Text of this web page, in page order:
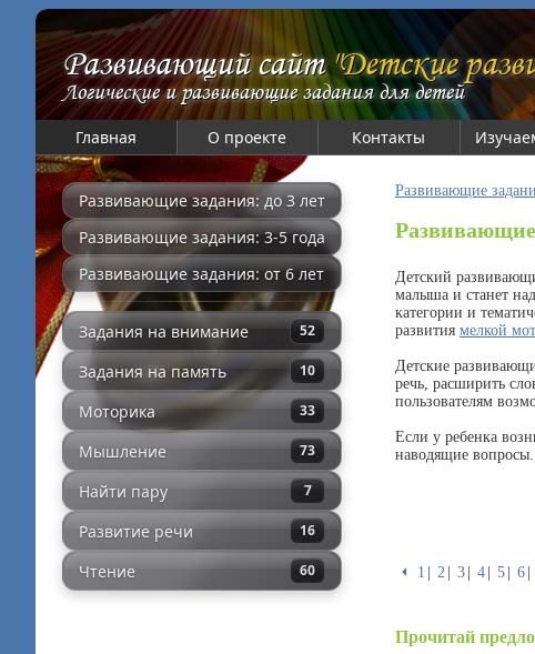
Развивающий сайт"Детские
Логические и развивающие задания для детей
Главная О проекте Контакты
Развивающие задания: до 3 лет
Развивающие задания: 3-5 года
Развивающие задания: от 6 лет
Задания на внимание 52
Задания на память 10
Моторика 33
Мышление 73
Найти пару 7
Развитие речи 16
Чтение 60
Развивающие
Развивающие
Детский
малыша и станет
категории и
развития мелкой
Детские
речь, расширить
пользователям
Если у ребенка
наводящие
⏴ 1 2 3 4 5 6
Прочитай